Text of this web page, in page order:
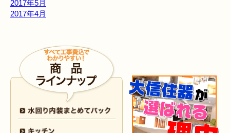
2017年5月
2017年4月